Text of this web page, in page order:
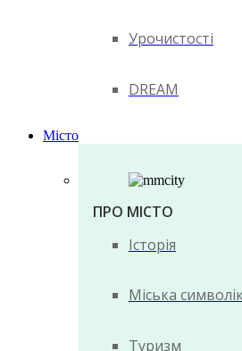
Урочистості
DREAM
Місто
ПРО МІСТО
Історія
Міська
Туризм